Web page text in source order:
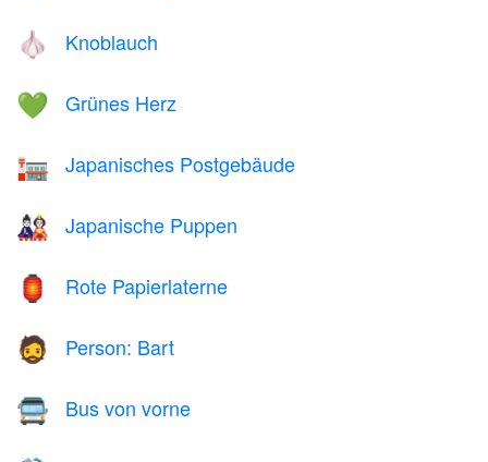
🧄 Knoblauch
💚 Grünes Herz
🏣 Japanisches Postgebäude
🎎 Japanische Puppen
🏮 Rote Papierlaterne
🧔 Person: Bart
🚍 Bus von vorne